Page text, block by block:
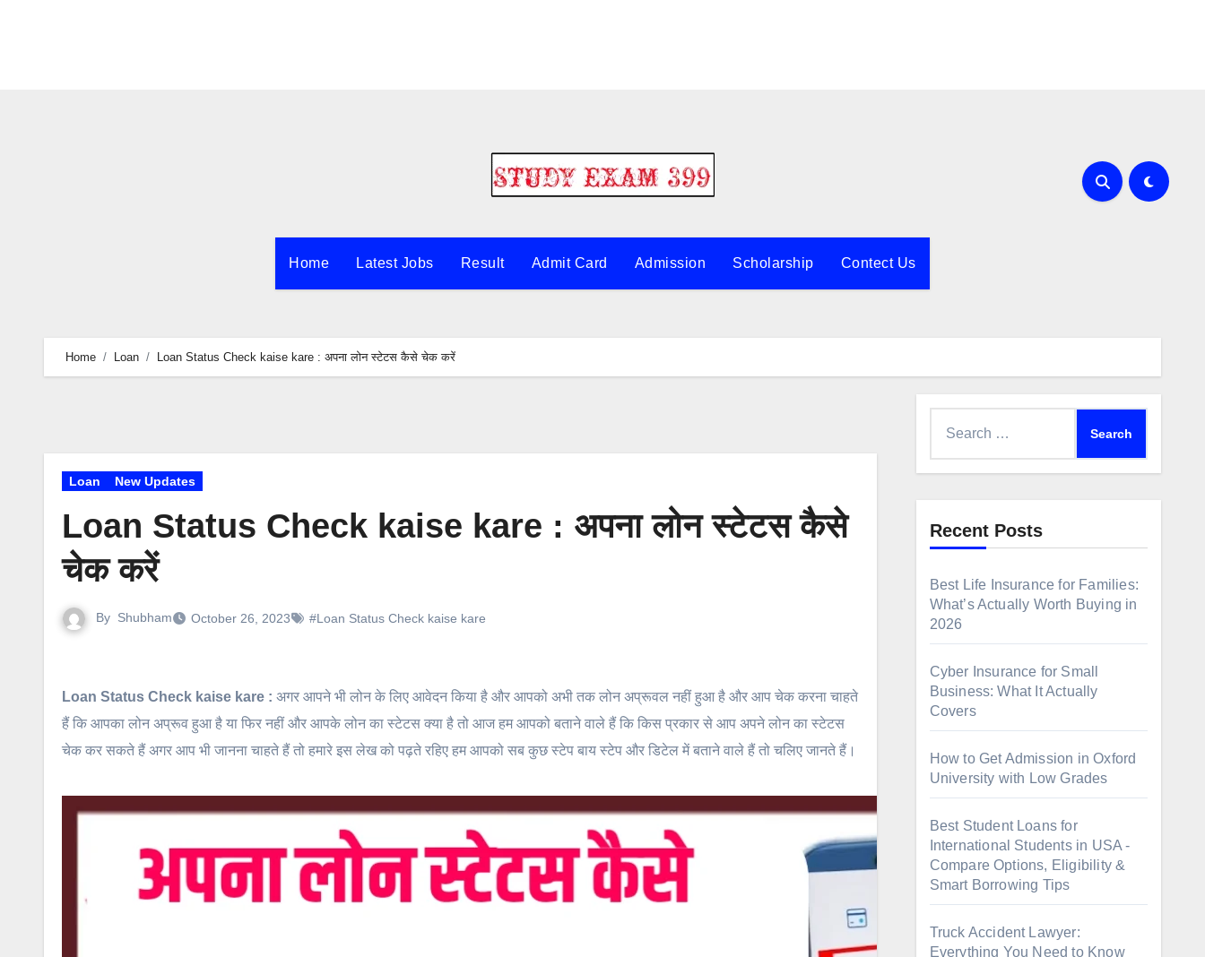
Home Latest Jobs Result Admit Card Admission Scholarship Contect Us
Home Loan Loan Status Check kaise kare : अपना लोन स्टेटस कैसे चेक करें
Loan New Updates
Loan Status Check kaise kare : अपना लोन स्टेटस कैसे
चेक करें
By Shubham October 26, 2023 #Loan Status Check kaise kare
Loan Status Check kaise kare : अगर आपने भी लोन के लिए आवेदन किया है और आपको अभी तक लोन अप्रूवल नहीं हुआ है और आप चेक करना चाहते
हैं कि आपका लोन अप्रूव हुआ है या फिर नहीं और आपके लोन का स्टेटस क्या है तो आज हम आपको बताने वाले हैं कि किस प्रकार से आप अपने लोन का स्टेटस
चेक कर सकते हैं अगर आप भी जानना चाहते हैं तो हमारे इस लेख को पढ़ते रहिए हम आपको सब कुछ स्टेप बाय स्टेप और डिटेल में बताने वाले हैं तो चलिए जानते हैं।
Recent Posts
Best Life Insurance for Families:
What’s Actually Worth Buying in
2026
Cyber Insurance for Small
Business: What It Actually
Covers
How to Get Admission in Oxford
University with Low Grades
Best Student Loans for
International Students in USA -
Compare Options, Eligibility &
Smart Borrowing Tips
Truck Accident Lawyer:
Everything You Need to Know